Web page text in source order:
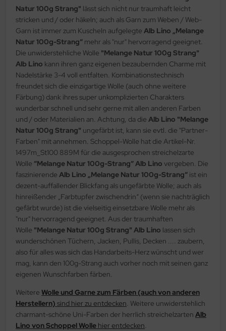
Natur 100g Strang" lässt sich nicht nur traumhaft leicht
stricken und / oder häkeln; auch als Garn zum Weben / Web-
Garn ist immer zum Kuscheln aufgelegte Alb Lino „Melange
Natur 100g-Strang“ mehr als "nur" hervorragend geeignet.
Die unwiderstehliche Wolle "Melange Natur 100g Strang"
Alb Lino kann ihren ganz eigenen bezaubernden Charme mit
Nadelstärke 3-4 voll entfalten. Kombinationstechnisch
freundet sich die einzigartige Wolle (auch ohne weitere
Färbung) dank ihres super unkomplizierten Charakters
wunderbar schnell und sehr gerne mit allen anderen Farben
und / oder Materialien an. Achtung, da die Alb Lino "Melange
Natur 100g Strang" ungefärbt ist, kann sie evtl. die "Partner-
Farben" mit annehmen. Schoppel-Wolle hat die Artikel-Nr.
1497m_St100 889M für die ausgesprochen streichelzarte
Wolle “Melange Natur 100g-Strang“ Alb Lino vergeben. Die
faszinierende Alb Lino „Melange Natur 100g-Strang“ ist ein
dezent-auffallender Blickfang als ungefärbte Wolle; auch als
hinreißender „Farbtupfer zwischendrin“ (wenn sie nachträglich
gefärbt wurde) ist die vielseitig einsetzbare Wolle mehr als
"nur" hervorragend geeignet. Aus der traumhaften
Wolle "Melange Natur 100g Strang" Alb Lino lassen sich
wunderschönen Tüchern, Jacken, Pullis, Decken .... zaubern,
also für alles was sich das Handarbeits-Herz wünscht und wer
mag, kann den 100g-Strang auch vorher noch mit seinen ganz
eigenen Wunschfarben färben.
Weitere Wolle und Garne zum Färben (auch von anderen
Herstellern) sind hier zu entdecken. Weitere unwiderstehlich
charmant-schöne Uni-Farben der herrlich streichelzarten Alb
Lino von Schoppel Wolle hier entdecken.